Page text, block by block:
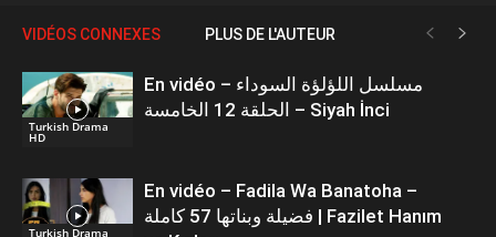
VIDÉOS CONNEXES PLUS DE L'AUTEUR
Turkish Drama
HD
En vidéo – مسلسل اللؤلؤة السوداء
الحلقة 12 الخامسة – Siyah İnci
Turkish Drama
En vidéo – Fadila Wa Banatoha –
فضيلة وبناتها 57 كاملة | Fazilet Hanım